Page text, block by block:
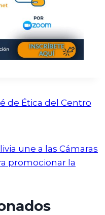
de Ética del Centro
une a las Cámaras
promocionar la